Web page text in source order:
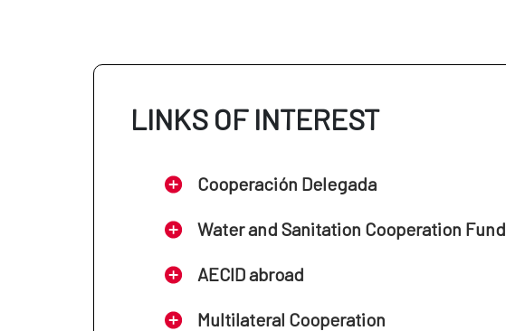
LINKS OF INTEREST
Cooperación Delegada
Water and Sanitation Cooperation Fund
AECID abroad
Multilateral Cooperation